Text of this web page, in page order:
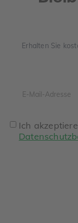
Erhalten Sie
Ich